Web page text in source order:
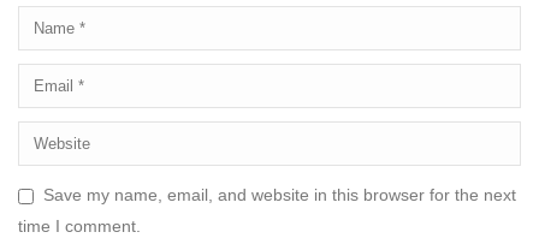
Save my name, email, and website in this browser for the next
time I comment.